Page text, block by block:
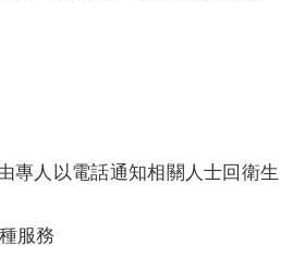
專人以電話通知相關人士回衛生
服務